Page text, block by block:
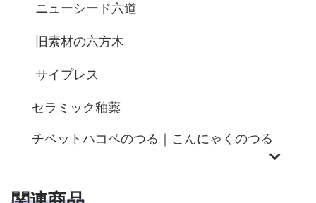
ニューシード六道
旧素材の六方木
サイプレス
セラミック釉薬
チベットハコベのつる｜こんにゃくのつる